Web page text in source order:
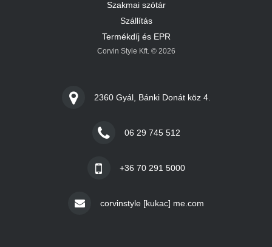
Szakmai szótár
Szállítás
Termékdíj és EPR
Corvin Style Kft. © 2026
2360 Gyál, Bánki Donát köz 4.
06 29 745 512
+36 70 291 5000
corvinstyle [kukac] me.com